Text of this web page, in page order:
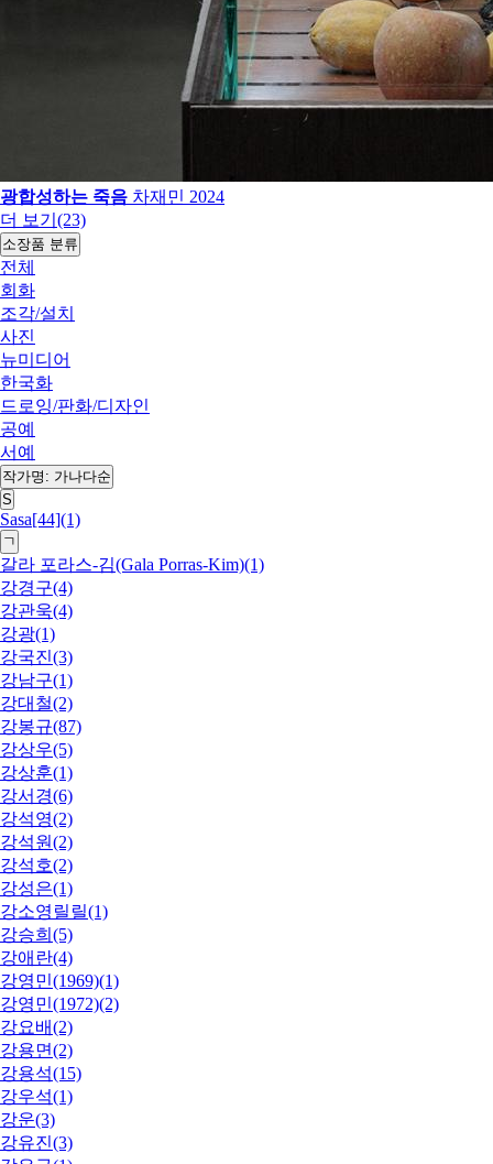
광합성하는 죽음 차재민 2024
더 보기(23)
소장품 분류
전체
회화
조각/설치
사진
뉴미디어
한국화
드로잉/판화/디자인
공예
서예
작가명: 가나다순
S
Sasa[44](1)
ㄱ
갈라 포라스-김(Gala Porras-Kim)(1)
강경구(4)
강관욱(4)
강광(1)
강국진(3)
강남구(1)
강대철(2)
강봉규(87)
강상우(5)
강상훈(1)
강서경(6)
강석영(2)
강석원(2)
강석호(2)
강성은(1)
강소영릴릴(1)
강승희(5)
강애란(4)
강영민(1969)(1)
강영민(1972)(2)
강요배(2)
강용면(2)
강용석(15)
강우석(1)
강운(3)
강유진(3)